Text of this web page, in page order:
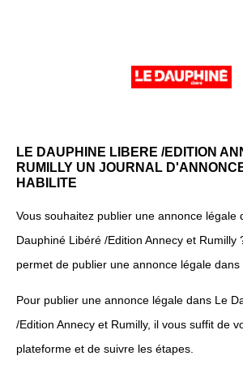
LE DAUPHINE LIBERE /EDITION
RUMILLY UN JOURNAL
HABILITE
Vous souhaitez publier une annonce légale
Dauphiné Libéré /Edition Annecy et Rumilly
permet de publier une annonce légale
Pour publier une annonce légale dans Le
/Edition Annecy et Rumilly, il vous suffit de
plateforme et de suivre les étapes.